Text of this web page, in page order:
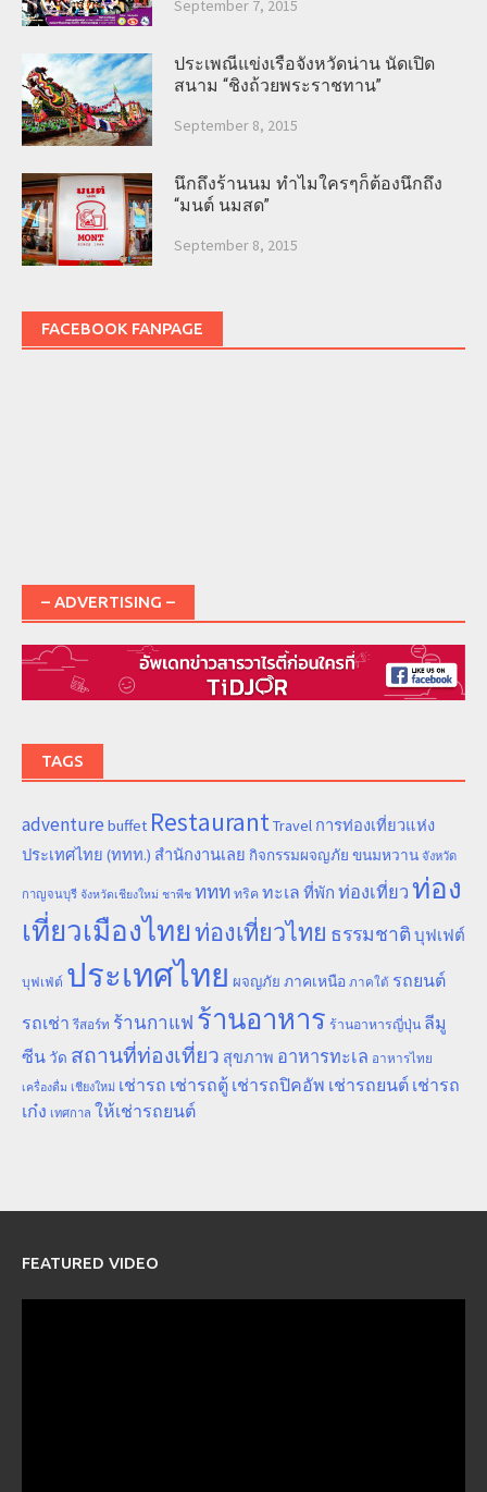
September 7, 2015
ประเพณีแข่งเรือจังหวัดน่าน นัดเปิด
สนาม “ชิงถ้วยพระราชทาน”
September 8, 2015
นึกถึงร้านนม ทำไมใครๆก็ต้องนึกถึง
“มนต์ นมสด”
September 8, 2015
FACEBOOK FANPAGE
– ADVERTISING –
TAGS
adventure buffet RestaurantTravel การท่องเที่ยวแห่ง
ประเทศไทย (ททท.) สำนักงานเลย กิจกรรมผจญภัย ขนมหวาน จังหวัด
กาญจนบุรี จังหวัดเชียงใหม่ ชาพีช ททท ทริค ทะเล ที่พัก ท่องเที่ยวท่อง
เที่ยวเมืองไทยท่องเที่ยวไทย ธรรมชาติ บุฟเฟต์
บุฟเฟ่ต์ ประเทศไทย ผจญภัย ภาคเหนือ ภาคใต้ รถยนต์
รถเช่า รีสอร์ท ร้านกาแฟ ร้านอาหาร ร้านอาหารญี่ปุ่น ลีมู
ซีน วัด สถานที่ท่องเที่ยว สุขภาพ อาหารทะเล อาหารไทย
เครื่องดื่ม เชียงใหม่ เช่ารถ เช่ารถตู้ เช่ารถปิคอัพ เช่ารถยนต์ เช่ารถ
เก๋ง เทศกาล ให้เช่ารถยนต์
FEATURED VIDEO